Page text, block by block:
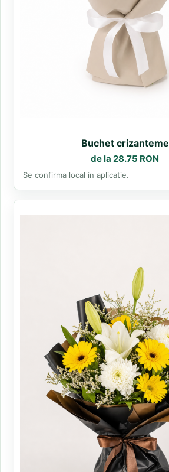
Buchet crizanteme
de la 28.75 RON
Se confirma local in aplicatie.